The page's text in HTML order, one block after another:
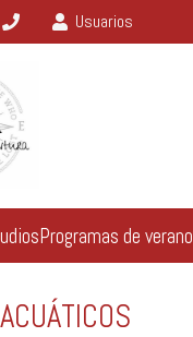
Usuarios
Programas de verano